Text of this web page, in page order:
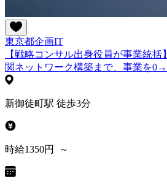
東京都企画IT
【戦略コンサル出身役員が事業統
関ネットワーク構築まで、事業を
新御徒町駅 徒歩3分
時給1350円 ～